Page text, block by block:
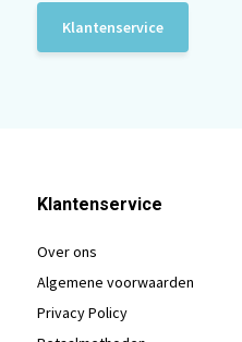
Klantenservice
Klantenservice
Over ons
Algemene voorwaarden
Privacy Policy